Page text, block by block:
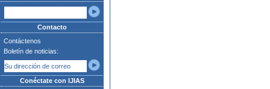
Contacto
Contáctenos
Boletín de noticias:
Conéctate con IJIAS